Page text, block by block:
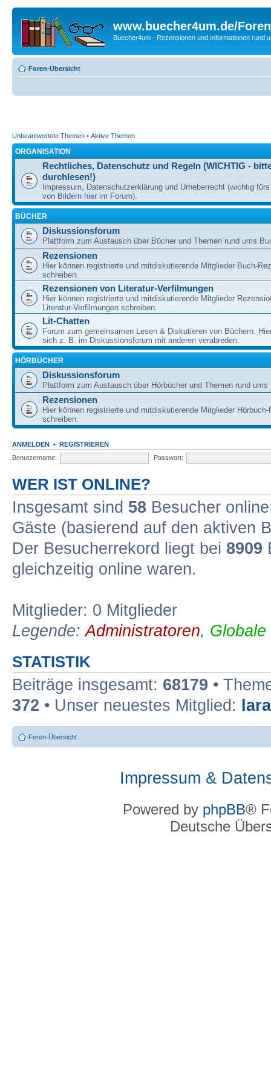
www.buecher4um.de/Foren
Buecher4um - Rezensionen und Informationen rund
Foren-Übersicht
Unbeantwortete Themen • Aktive Themen
ORGANISATION
Rechtliches, Datenschutz und Regeln (WICHTIG -
durchlesen!)
Impressum, Datenschutzerklärung und Urheberrecht (wichtig
von Bildern hier im Forum).
BÜCHER
Diskussionsforum
Plattform zum Austausch über Bücher und Themen rund ums
Rezensionen
Hier können registrierte und mitdiskutierende Mitglieder Buch-
schreiben.
Rezensionen von Literatur-Verfilmungen
Hier können registrierte und mitdiskutierende Mitglieder
Literatur-Verfilmungen schreiben.
Lit-Chatten
Forum zum gemeinsamen Lesen & Diskutieren von Büchern.
sich z. B. im Diskussionsforum mit anderen verabreden.
HÖRBÜCHER
Diskussionsforum
Plattform zum Austausch über Hörbücher und Themen rund ums
Rezensionen
Hier können registrierte und mitdiskutierende Mitglieder Hörbuch-
schreiben.
ANMELDEN • REGISTRIEREN
Benutzername:
Passwort:
WER IST ONLINE?
Insgesamt sind 58 Besucher
Gäste (basierend auf den aktiven
Der Besucherrekord liegt bei 8909
gleichzeitig online waren.
Mitglieder: 0 Mitglieder
Legende:Administratoren,
STATISTIK
Beiträge insgesamt: 68179 •
372 • Unser neuestes Mitglied:
Foren-Übersicht
Impressum &
Powered by phpBB®
Deutsche